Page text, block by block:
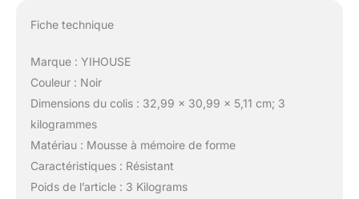
Fiche technique
Marque : YIHOUSE
Couleur : Noir
Dimensions du colis : 32,99 x 30,99 x 5,11 cm; 3
kilogrammes
Matériau : Mousse à mémoire de forme
Caractéristiques : Résistant
Poids de l’article : 3 Kilograms